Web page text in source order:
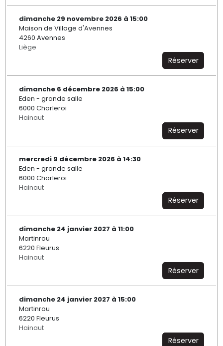
dimanche 29 novembre 2026 à 15:00
Maison de Village d'Avennes
4260 Avennes
Liège
Réserver
dimanche 6 décembre 2026 à 15:00
Eden - grande salle
6000 Charleroi
Hainaut
Réserver
mercredi 9 décembre 2026 à 14:30
Eden - grande salle
6000 Charleroi
Hainaut
Réserver
dimanche 24 janvier 2027 à 11:00
Martinrou
6220 Fleurus
Hainaut
Réserver
dimanche 24 janvier 2027 à 15:00
Martinrou
6220 Fleurus
Hainaut
Réserver